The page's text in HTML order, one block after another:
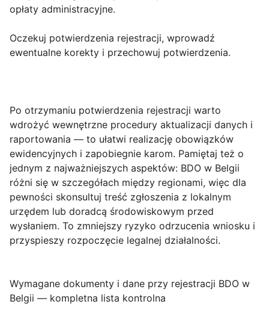
opłaty administracyjne.
Oczekuj potwierdzenia rejestracji, wprowadź
ewentualne korekty i przechowuj potwierdzenia.
Po otrzymaniu potwierdzenia rejestracji warto
wdrożyć wewnętrzne procedury aktualizacji danych i
raportowania — to ułatwi realizację obowiązków
ewidencyjnych i zapobiegnie karom. Pamiętaj też o
jednym z najważniejszych aspektów: BDO w Belgii
różni się w szczegółach między regionami, więc dla
pewności skonsultuj treść zgłoszenia z lokalnym
urzędem lub doradcą środowiskowym przed
wysłaniem. To zmniejszy ryzyko odrzucenia wniosku i
przyspieszy rozpoczęcie legalnej działalności.
Wymagane dokumenty i dane przy rejestracji BDO w
Belgii — kompletna lista kontrolna